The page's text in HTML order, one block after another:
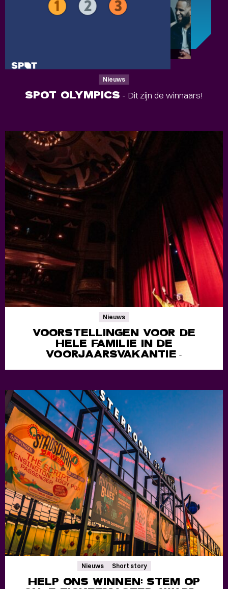
Nieuws
SPOT OLYMPICS - Dit zijn de winnaars!
Nieuws
VOORSTELLINGEN VOOR DE
HELE FAMILIE IN DE
VOORJAARSVAKANTIE -
Nieuws Short story
HELP ONS WINNEN: STEM OP